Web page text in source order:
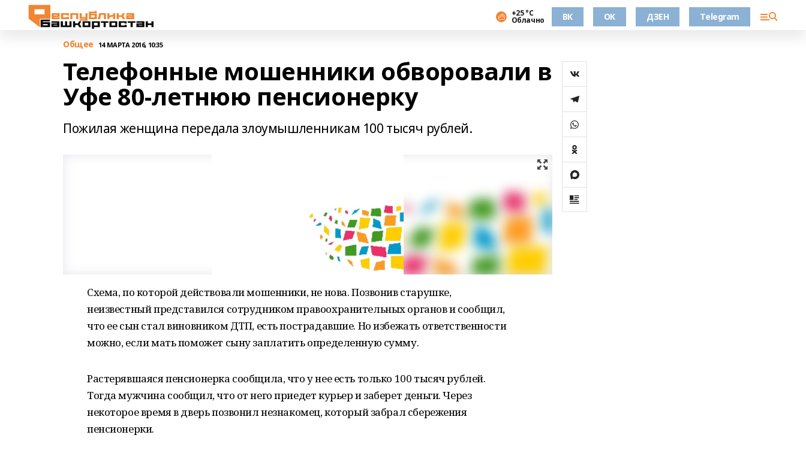
+25 °С
Облачно ВК OK ДЗЕН Telegram
Общее 14 МАРТА 2016, 10:35
Телефонные мошенники обворовали в
Уфе 80-летнюю пенсионерку
Пожилая женщина передала злоумышленникам 100 тысяч рублей.
Схема, по которой действовали мошенники, не нова. Позвонив старушке,
неизвестный представился сотрудником правоохранительных органов и сообщил,
что ее сын стал виновником ДТП, есть пострадавшие. Но избежать ответственности
можно, если мать поможет сыну заплатить определенную сумму.
Растерявшаяся пенсионерка сообщила, что у нее есть только 100 тысяч рублей.
Тогда мужчина сообщил, что от него приедет курьер и заберет деньги. Через
некоторое время в дверь позвонил незнакомец, который забрал сбережения
пенсионерки.